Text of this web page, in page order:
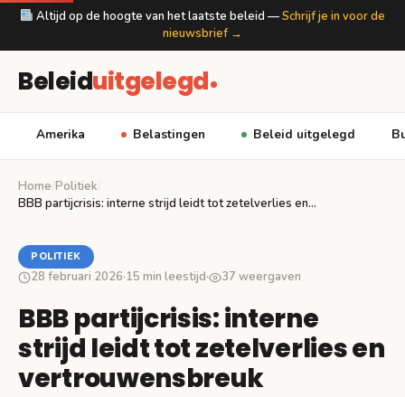
Altijd op de hoogte van het laatste beleid —Schrijf je in voor de
nieuwsbrief →
Beleiduitgelegd
Amerika Belastingen Beleid uitgelegd
Home Politiek
BBB partijcrisis: interne strijd leidt tot zetelverlies en…
POLITIEK
28 februari 2026·15 min leestijd· 37 weergaven
BBB partijcrisis: interne
strijd leidt tot zetelverlies en
vertrouwensbreuk